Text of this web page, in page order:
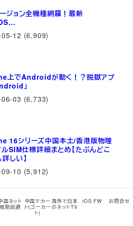
ジョン全機種網羅！最新
12 (6,909)
上でAndroidが動く！？脱獄アプ
」
03 (6,733)
16シリーズ中国本土/香港版物理
SIM仕様詳細まとめ【たぶんどこ
しい】
10 (5,912)
iPhone 15シリーズ、中国で発売日
前にアクティベートすると超多
国ネット
規制回避
中国でカー
ト(ゴーカー
ト)
海外で日本
のネットTV
iOS FW お問合せ